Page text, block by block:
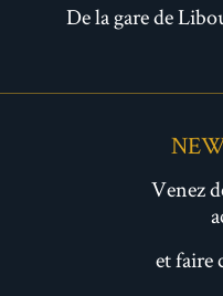
De la gare de
Venez
et faire